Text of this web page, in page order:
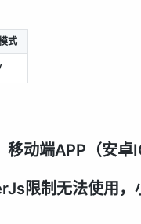
式
移动端APP（安卓
限制无法使用